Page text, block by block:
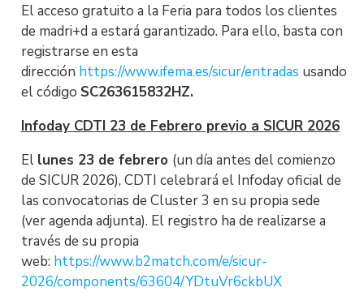
El acceso gratuito a la Feria para todos los clientes
de madri+d a estará garantizado. Para ello, basta con
registrarse en esta
dirección https://www.ifema.es/sicur/entradas usando
el código SC263615832HZ.
Infoday CDTI 23 de Febrero previo a SICUR 2026
El lunes 23 de febrero (un día antes del comienzo
de SICUR 2026), CDTI celebrará el Infoday oficial de
las convocatorias de Cluster 3 en su propia sede
(ver agenda adjunta). El registro ha de realizarse a
través de su propia
web: https://www.b2match.com/e/sicur-
2026/components/63604/YDtuVr6ckbUX